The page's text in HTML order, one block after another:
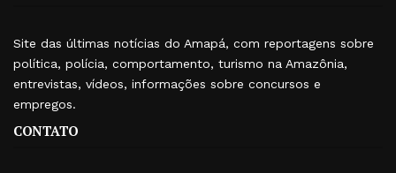
Site das últimas notícias do Amapá, com reportagens sobre
política, polícia, comportamento, turismo na Amazônia,
entrevistas, vídeos, informações sobre concursos e
empregos.
CONTATO